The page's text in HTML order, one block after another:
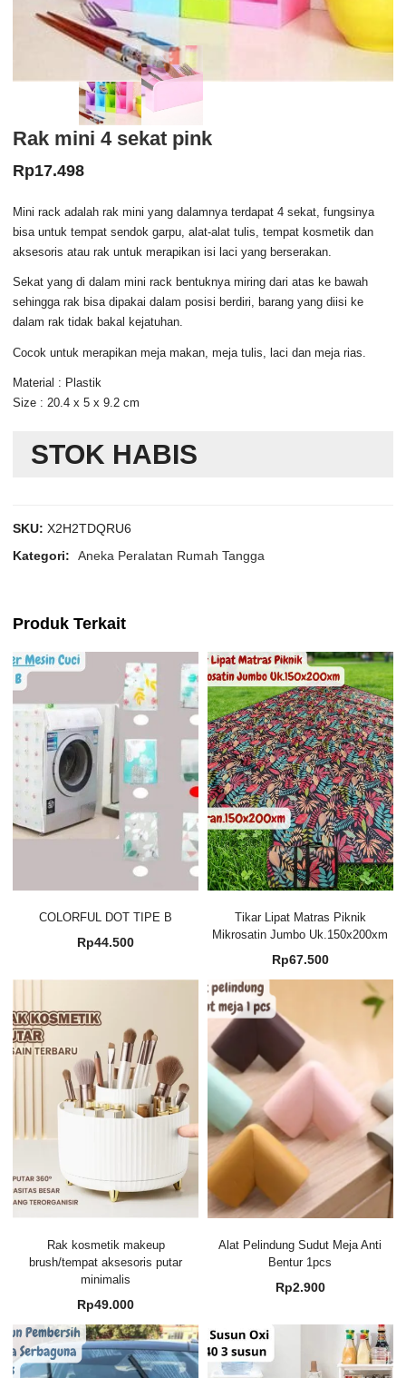
Rak mini 4 sekat pink
Rp17.498
Mini rack adalah rak mini yang dalamnya terdapat 4 sekat, fungsinya
bisa untuk tempat sendok garpu, alat-alat tulis, tempat kosmetik dan
aksesoris atau rak untuk merapikan isi laci yang berserakan.
Sekat yang di dalam mini rack bentuknya miring dari atas ke bawah
sehingga rak bisa dipakai dalam posisi berdiri, barang yang diisi ke
dalam rak tidak bakal kejatuhan.
Cocok untuk merapikan meja makan, meja tulis, laci dan meja rias.
Material : Plastik
Size : 20.4 x 5 x 9.2 cm
STOK HABIS
SKU:X2H2TDQRU6
Kategori:
Aneka Peralatan Rumah Tangga
Produk Terkait
COLORFUL DOT TIPE B
Rp44.500
Tikar Lipat Matras Piknik
Mikrosatin Jumbo Uk.150x200xm
Rp67.500
Rak kosmetik makeup
brush/tempat aksesoris putar
minimalis
Rp49.000
Alat Pelindung Sudut Meja Anti
Bentur 1pcs
Rp2.900